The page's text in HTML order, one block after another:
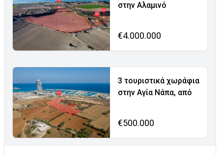
στην Αλαμινό
€4.000.000
3 τουριστικά χωράφια
στην Αγία Νάπα, από
€500.000